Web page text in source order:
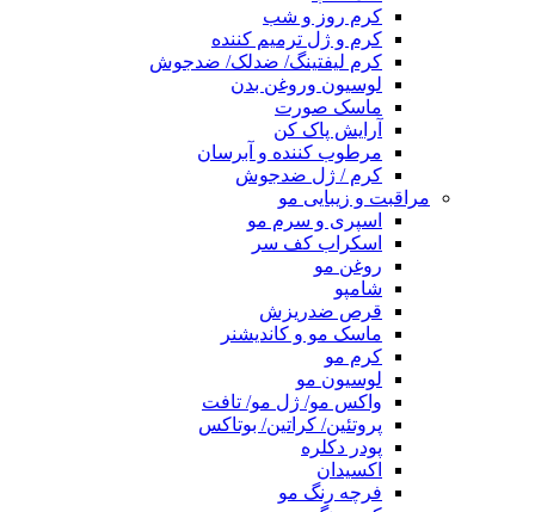
کرم روز و شب
کرم و ژل ترمیم کننده
کرم لیفتینگ/ ضدلک/ ضدجوش
لوسیون وروغن بدن
ماسک صورت
آرایش پاک کن
مرطوب کننده و آبرسان
کرم / ژل ضدجوش
مراقبت و زیبایی مو
اسپری و سرم مو
اسکراب کف سر
روغن مو
شامپو
قرص ضدریزش
ماسک مو و کاندیشنر
کرم مو
لوسیون مو
واکس مو/ ژل مو/ تافت
پروتئین/ کراتین/ بوتاکس
پودر دکلره
اکسیدان
فرچه رنگ مو